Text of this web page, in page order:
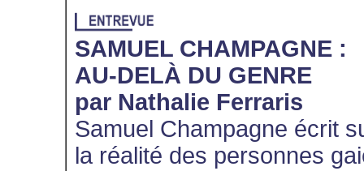
SAMUEL CHAMPAGNE :
AU-DELÀ DU GENRE
par Nathalie Ferraris
Samuel Champagne écrit
la réalité des personnes